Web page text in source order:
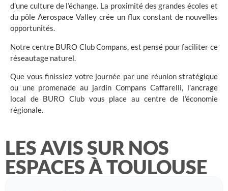
d’une culture de l’échange. La proximité des grandes écoles et
du pôle Aerospace Valley crée un flux constant de nouvelles
opportunités.
Notre centre BURO Club Compans, est pensé pour faciliter ce
réseautage naturel
Que vous finissiez votre journée par une réunion stratégique
ou une promenade au jardin Compans Caffarelli, l’ancrage
local de BURO Club vous place au centre de l’économie
régionale.
LES AVIS SUR NOS
ESPACES À TOULOUSE